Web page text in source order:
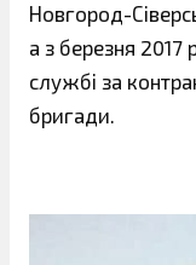
Новгород-
а з березня 2017
службі за
бригади.